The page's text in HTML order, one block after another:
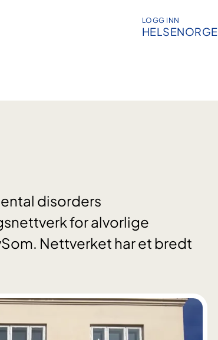
LOGG INN
HELSENORGE
disorders
for alvorlige
Nettverket har et bredt